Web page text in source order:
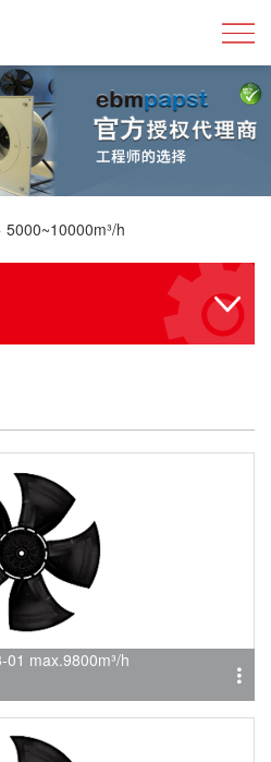
5000~10000m³/h
max.9800m³/h